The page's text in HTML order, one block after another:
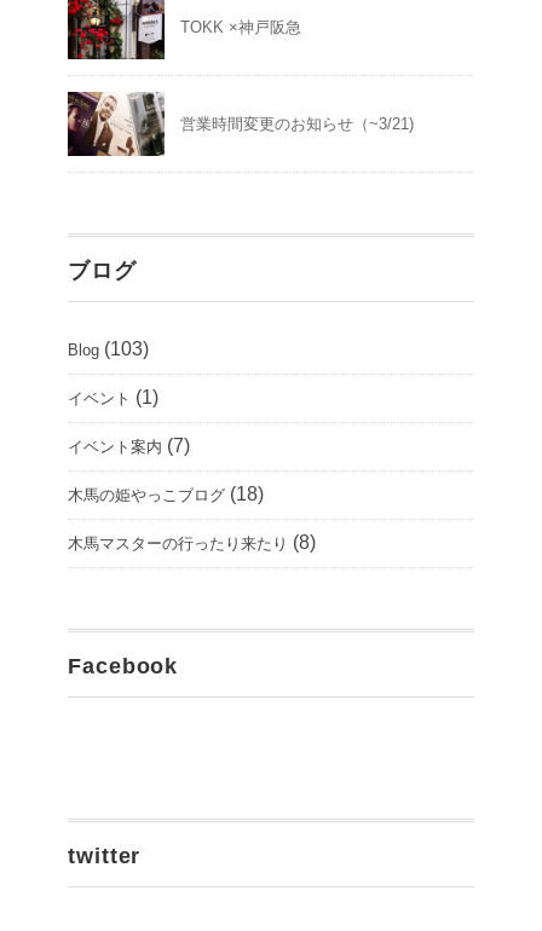
TOKK ×神戸阪急
営業時間変更のお知らせ（~3/21)
ブログ
Blog (103)
イベント (1)
イベント案内 (7)
木馬の姫やっこブログ (18)
木馬マスターの行ったり来たり (8)
Facebook
twitter